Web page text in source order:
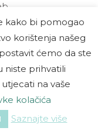
kako bi pomogao
korištenja našeg
ćemo da ste
niste prihvatili
na vaše
kolačića
Saznajte više